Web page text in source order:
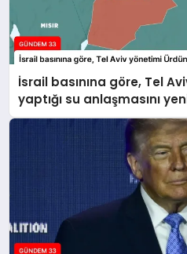
İsrail basınına göre, Tel
yaptığı su anlaşmasını